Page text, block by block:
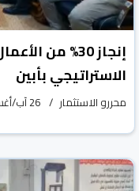
إنجاز 30% من
الاستراتيجي بأبين
محررو الاستثمار 26 آب/أغسطس 2024